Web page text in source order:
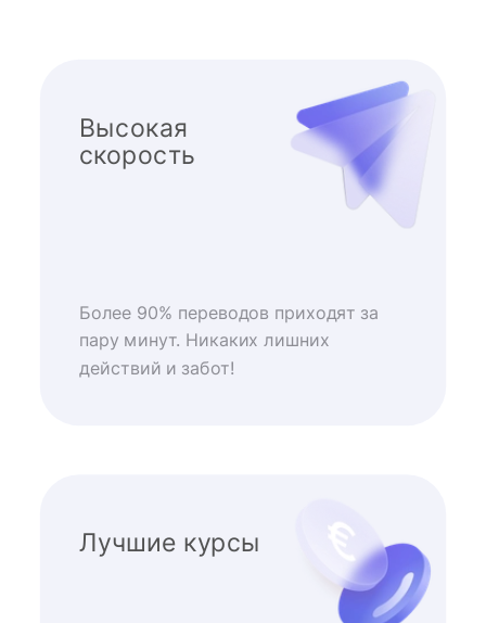
Высокая
скорость
Более 90% переводов приходят за
пару минут. Никаких лишних
действий и забот!
Лучшие курсы